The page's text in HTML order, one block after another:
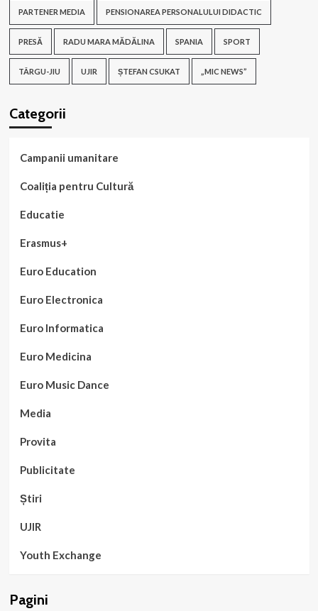
PARTENER MEDIA PENSIONAREA PERSONALULUI DIDACTIC
PRESĂ RADU MARA MĂDĂLINA SPANIA SPORT
TÂRGU-JIU UJIR ȘTEFAN CSUKAT „MIC NEWS”
Categorii
Campanii umanitare
Coaliția pentru Cultură
Educatie
Erasmus+
Euro Education
Euro Electronica
Euro Informatica
Euro Medicina
Euro Music Dance
Media
Provita
Publicitate
Știri
UJIR
Youth Exchange
Pagini